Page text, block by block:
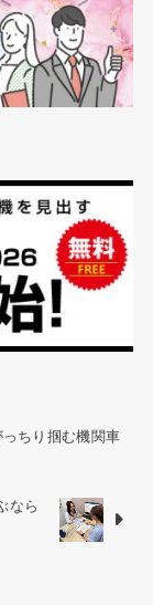
ちり掴む機関車
なら